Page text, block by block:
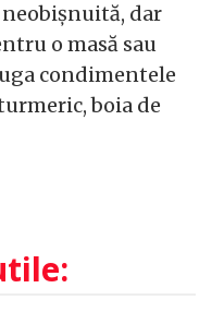
dar
o masă sau
condimentele
boia de